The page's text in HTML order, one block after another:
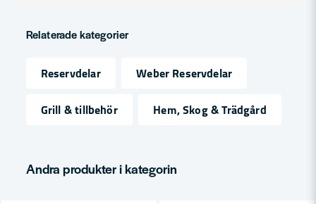
Fråga oss något om denna produkten...
Namn
Relaterade kategorier
Reservdelar
Weber Reservdelar
Grill & tillbehör
Hem, Skog & Trädgård
Andra produkter i kategorin